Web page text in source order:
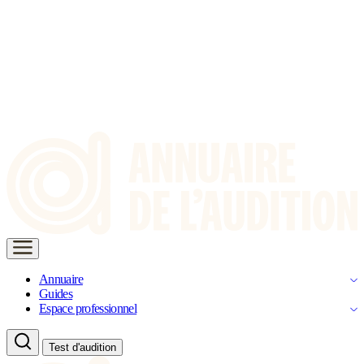
Annuaire
Guides
Espace professionnel
Test d'audition